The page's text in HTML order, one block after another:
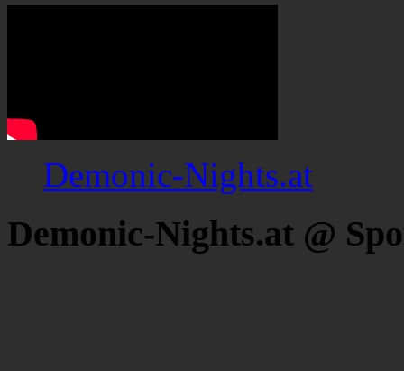
Demonic-Nights.at
Demonic-Nights.at @